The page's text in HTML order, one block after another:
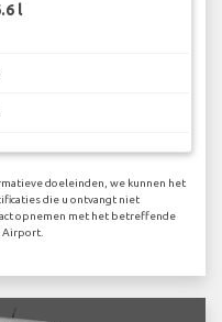
l
doeleinden, we kunnen het
die u ontvangt niet
opnemen met het betreffende